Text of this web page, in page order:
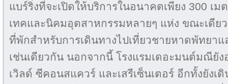
แบร์ริ่งที่จะเปิดให้บริการในอนาคตเพียง 300 เ
เทคและนิคมอุตสาหกรรมหลายๆ แห่ง ขณะเดีย
ที่พักสำหรับการเดินทางไปเที่ยวชายหาดพัทยาแ
เช่นเดียวกัน นอกจากนี้ โรงแรมเดอะมนต์มณียัง
เวิลด์ ซีคอนสแควร์ และเสรีเซ็นเตอร์ อีกทั้งยังเ